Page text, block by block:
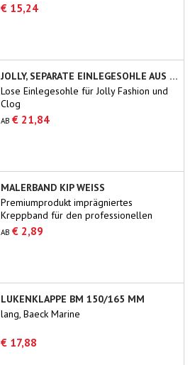
€ 15,24
JOLLY, SEPARATE EINLEGESOHLE AUS KORK
Lose Einlegesohle für Jolly Fashion und
Clog
AB € 21,84
MALERBAND KIP WEISS
Premiumprodukt imprägniertes
Kreppband für den professionellen
Gebrauch.
AB € 2,89
LUKENKLAPPE BM 150/165 MM
lang, Baeck Marine
€ 17,88